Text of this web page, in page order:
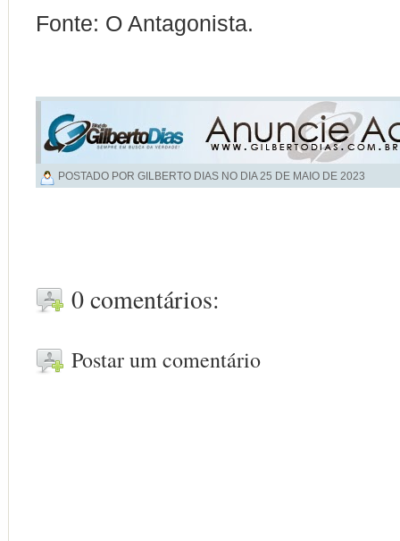
Fonte: O Antagonista.
POSTADO POR GILBERTO DIAS NO DIA25 DE MAIO DE 2023
0 comentários:
Postar um comentário